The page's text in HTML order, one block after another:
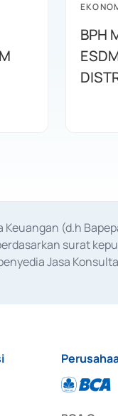
BPH
(d.h
surat
Jasa